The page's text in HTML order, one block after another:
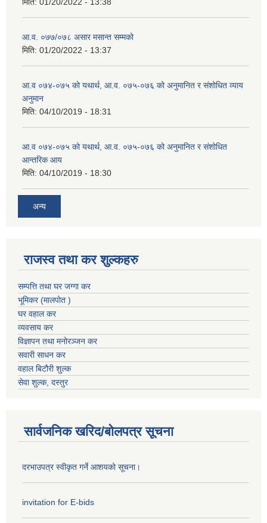
आ.व. ०७७/०७८ असार मसान्त सम्मको
मिति: 01/20/2022 - 13:37
आ.व ०७४-०७५ को यथार्थ, आ.व. ०७५-०७६ को अनुमानित र संशोधित व्याय
अनुमान
मिति: 04/10/2019 - 18:31
आ.व ०७४-०७५ को यथार्थ, आ.व. ०७५-०७६ को अनुमानित र संशोधित
आन्तरिक आय
मिति: 04/10/2019 - 18:30
अन्य
राजस्व तथा कर शुल्कहरु
सम्पत्ति तथा घर जग्गा कर
भूमिकर (मालपोत )
घर वहाल कर
व्यवसाय कर
विज्ञापन तथा मनोरञ्जन कर
सवारी साधन कर
वहाल बिटौरी शुल्क
सेवा शुल्क, दस्तुर
सार्वजनिक खरिद/बोलपत्र सूचना
दरभाउपत्र स्वीकृत गर्ने आशयको सूचना।
invitation for E-bids